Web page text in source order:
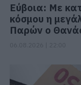
Εύβοια: Με
κόσμου η
Παρών ο